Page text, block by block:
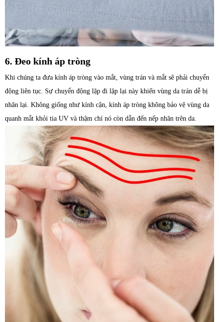
6. Đeo kính áp tròng
Khi chúng ta đưa kính áp tròng vào mắt, vùng trán và mắt sẽ phải chuyển
động liên tục. Sự chuyển động lặp đi lặp lại này khiến vùng da trán dễ bị
nhăn lại. Không giống như kính cận, kính áp tròng không bảo vệ vùng da
quanh mắt khỏi tia UV và thậm chí nó còn dẫn đến nếp nhăn trên da.